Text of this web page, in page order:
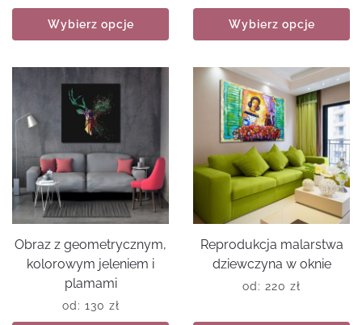
Wybierz opcje Wybierz opcje
Obraz z geometrycznym,
kolorowym jeleniem i
plamami
od: 130 zł
Reprodukcja malarstwa
dziewczyna w oknie
od: 220 zł